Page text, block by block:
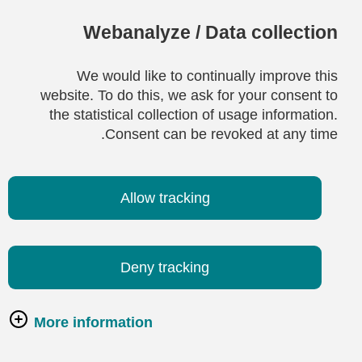
Webanalyze / Data collection
We would like to continually improve this
website. To do this, we ask for your consent to
the statistical collection of usage information.
Consent can be revoked at any time.
Allow tracking
Deny tracking
More information